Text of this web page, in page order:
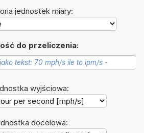
jednostek miary:
do przeliczenia:
wyjściowa:
docelowa: